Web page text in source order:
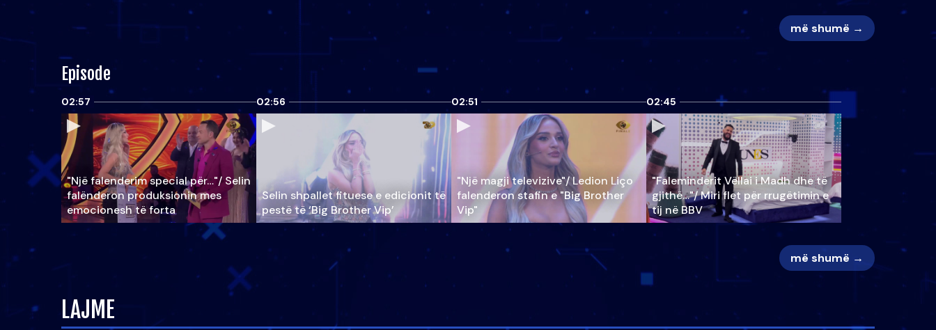
më shumë →
Episode
02:57
"Një falenderim special për…"/ Selin
falënderon produksionin mes
emocionesh të forta
02:56
Selin shpallet fituese e edicionit të
pestë të ‘Big Brother Vip’
02:51
"Një magji televizive"/ Ledion Liço
falenderon stafin e "Big Brother
Vip"
02:45
"Faleminderit Vëllai i Madh dhe të
gjithë…"/ Miri flet për rrugëtimin e
tij në BBV
më shumë →
LAJME